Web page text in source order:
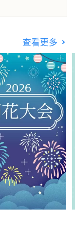
查看更多